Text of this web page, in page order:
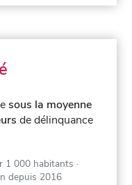
sous la moyenne
de délinquance
1 000 habitants ·
depuis 2016